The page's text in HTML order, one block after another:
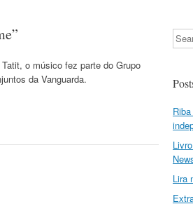
o músico fez parte do Grupo
da Vanguarda.
Lira